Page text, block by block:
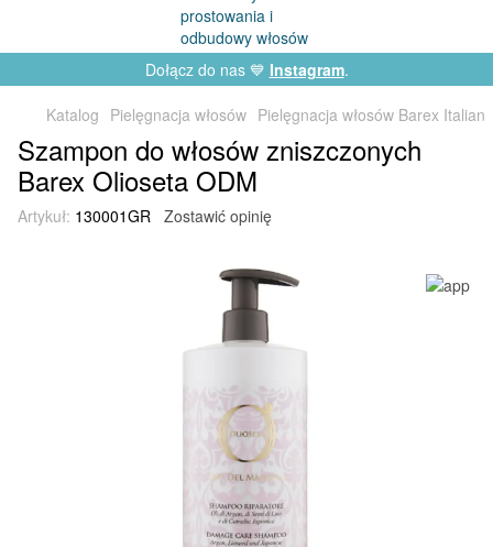
Dołącz do nas 💙 Instagram.
Katalog Pielęgnacja włosów Pielęgnacja włosów Barex Italian
Szampon do włosów zniszczonych
Barex Olioseta ODM
Artykuł: 130001GR Zostawić opinię